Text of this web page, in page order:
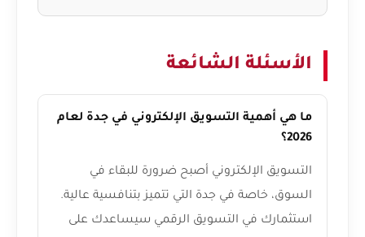
الأسئلة الشائعة
ما هي أهمية التسويق الإلكتروني في جدة لعام
2026؟
التسويق الإلكتروني أصبح ضرورة للبقاء في
السوق، خاصة في جدة التي تتميز بتنافسية عالية.
استثمارك في التسويق الرقمي سيساعدك على